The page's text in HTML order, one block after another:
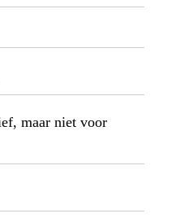
maar niet voor